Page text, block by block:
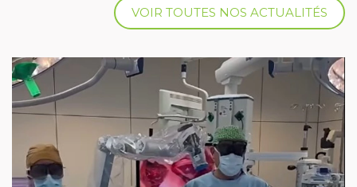
VOIR TOUTES NOS ACTUALITÉS